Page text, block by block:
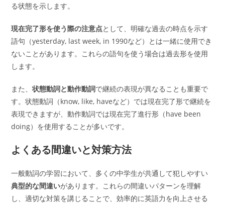
る状態を示します。
現在完了形を使う際の注意点として、明確な過去の時点を示す
語句（yesterday, last week, in 1990など）とは一緒に使用でき
ないことがあります。これらの語句を使う場合は過去形を使用
します。
また、状態動詞と動作動詞で継続の表現が異なることも重要で
す。状態動詞（know, like, haveなど）では現在完了形で継続を
表現できますが、動作動詞では現在完了進行形（have been
doing）を使用することが多いです。
よくある間違いと対策方法
一般動詞の学習において、多くの中学生が共通して犯しやすい
典型的な間違いがあります。これらの間違いパターンを理解
し、適切な対策を講じることで、効率的に英語力を向上させる